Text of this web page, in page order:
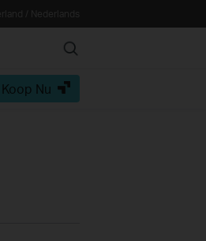
Search
Koop Nu